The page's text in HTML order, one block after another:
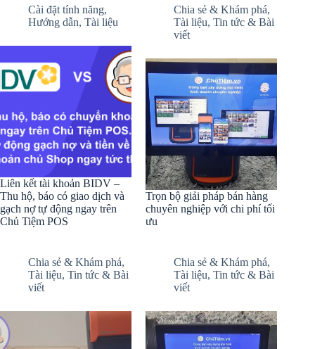
Cài đặt tính năng,
Hướng dẫn, Tài liệu
Liên kết tài khoản BIDV –
Thu hộ, báo có giao dịch và
gạch nợ tự động ngay trên
Chủ Tiệm POS
Chia sẻ & Khám phá,
Tài liệu,Tin tức & Bài
viết
Trọn bộ giải pháp bán hàng
chuyên nghiệp với chi phí tối
ưu
Chia sẻ & Khám phá,
Tài liệu, Tin tức & Bài
viết
Chia sẻ & Khám phá,
Tài liệu,Tin tức & Bài
viết